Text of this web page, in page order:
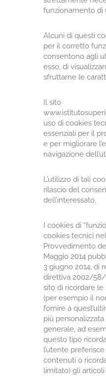
funzionamento di
Alcuni di questi
per il corretto
consentono agli
esso, di
sfruttarne le
Il sito
uso di cookies
essenziali per il
e per migliorare
navigazione
L’utilizzo di tali
rilascio del
dell’interessato.
I cookies di
cookies tecnici
Provvedimento
Maggio 2014
3 giugno 2014, di
direttiva 2002/
sito di ricordare le
(per esempio il
fornire a
più
generale, ad
questo tipo
l’utente
contenuti o
limitato) gli